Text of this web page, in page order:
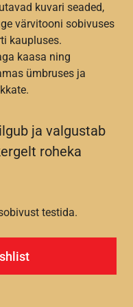
kuvari seaded,
värvitooni sobivuses
kaupluses.
kaasa ning
ümbruses ja
ja valgustab
roheka
testida.